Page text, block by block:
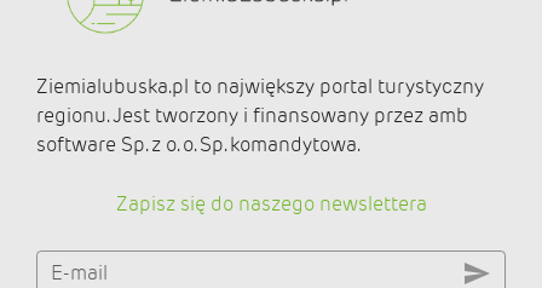
Ziemialubuska.pl to największy portal turystyczny
regionu. Jest tworzony i finansowany przez amb
software Sp. z o. o. Sp. komandytowa.
Zapisz się do naszego newslettera
E-mail